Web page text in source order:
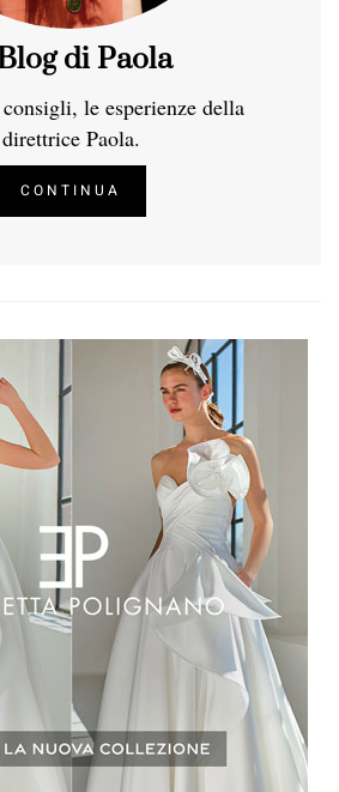
di Paola
le esperienze della
direttrice Paola.
CONTINUA